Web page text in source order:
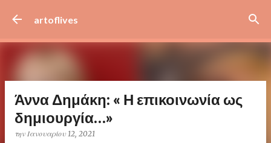
artoflives
Άννα Δημάκη: « Η επικοινωνία ως
δημιουργία…»
την Ιανουαρίου 12, 2021